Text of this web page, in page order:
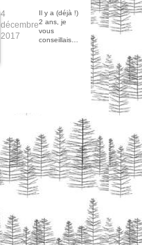
4
décembre
2017
Il y a (déjà !)
2 ans, je
vous
conseillais…